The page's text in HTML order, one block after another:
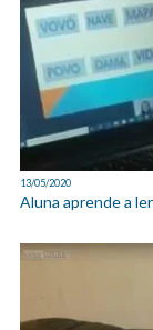
13/05/2020
Aluna aprende a